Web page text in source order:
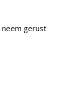
gerust